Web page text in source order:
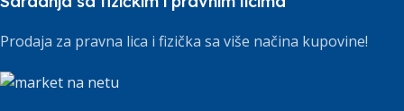
Prodaja za pravna lica i fizička sa više načina kupovine!